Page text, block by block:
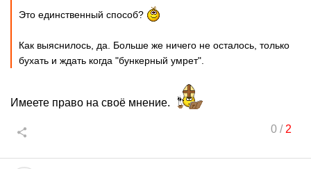
Это единственный способ?
Как выяснилось, да. Больше же ничего не осталось, только
бухать и ждать когда "бункерный умрет".
Имеете право на своё мнение.
0/ 2